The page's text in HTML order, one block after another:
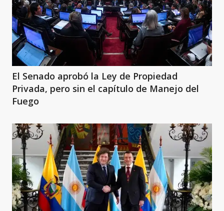
El Senado aprobó la Ley de Propiedad
Privada, pero sin el capítulo de Manejo del
Fuego